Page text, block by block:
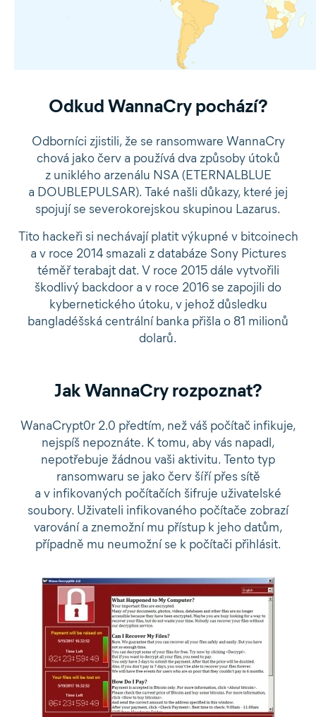
Odkud WannaCry pochází?
Odborníci zjistili, že se ransomware WannaCry
chová jako červ a používá dva způsoby útoků
z uniklého arzenálu NSA (ETERNALBLUE
a DOUBLEPULSAR). Také našli důkazy, které jej
spojují se severokorejskou skupinou Lazarus.
Tito hackeři si nechávají platit výkupné v bitcoinech
a v roce 2014 smazali z databáze Sony Pictures
téměř terabajt dat. V roce 2015 dále vytvořili
škodlivý backdoor a v roce 2016 se zapojili do
kybernetického útoku, v jehož důsledku
bangladéšská centrální banka přišla o 81 milionů
dolarů.
Jak WannaCry rozpoznat?
WanaCrypt0r 2.0 předtím, než váš počítač infikuje,
nejspíš nepoznáte. K tomu, aby vás napadl,
nepotřebuje žádnou vaši aktivitu. Tento typ
ransomwaru se jako červ šíří přes sítě
a v infikovaných počítačích šifruje uživatelské
soubory. Uživateli infikovaného počítače zobrazí
varování a znemožní mu přístup k jeho datům,
případně mu neumožní se k počítači přihlásit.